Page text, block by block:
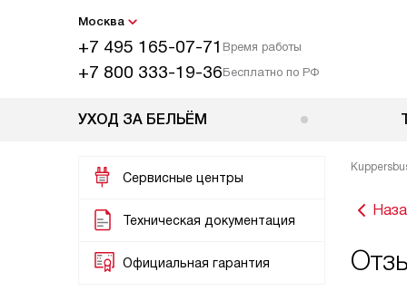
Москва
+7 495 165-07-71 Время работы
+7 800 333-19-36Бесплатно по РФ
УХОД ЗА БЕЛЬЁМ
Сервисные центры
Техническая документация
Официальная гарантия